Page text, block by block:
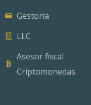
Gestoría
LLC
Asesor fiscal
Criptomonedas